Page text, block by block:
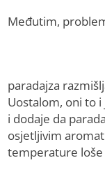
Međutim,
paradajza
Uostalom, oni to i
i dodaje da
osjetljivim
temperature loše